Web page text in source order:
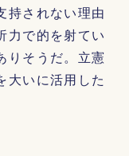
持されない理由
力で的を射てい
りそうだ。立憲
大いに活用した